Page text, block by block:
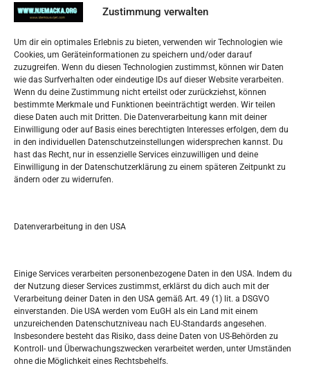
Zustimmung verwalten
Um dir ein optimales Erlebnis zu bieten, verwenden wir Technologien wie
Cookies, um Geräteinformationen zu speichern und/oder darauf
zuzugreifen. Wenn du diesen Technologien zustimmst, können wir Daten
wie das Surfverhalten oder eindeutige IDs auf dieser Website verarbeiten.
Wenn du deine Zustimmung nicht erteilst oder zurückziehst, können
bestimmte Merkmale und Funktionen beeinträchtigt werden. Wir teilen
diese Daten auch mit Dritten. Die Datenverarbeitung kann mit deiner
Einwilligung oder auf Basis eines berechtigten Interesses erfolgen, dem du
in den individuellen Datenschutzeinstellungen widersprechen kannst. Du
hast das Recht, nur in essenzielle Services einzuwilligen und deine
Einwilligung in der Datenschutzerklärung zu einem späteren Zeitpunkt zu
ändern oder zu widerrufen.
Datenverarbeitung in den USA
Einige Services verarbeiten personenbezogene Daten in den USA. Indem du
der Nutzung dieser Services zustimmst, erklärst du dich auch mit der
Verarbeitung deiner Daten in den USA gemäß Art. 49 (1) lit. a DSGVO
einverstanden. Die USA werden vom EuGH als ein Land mit einem
unzureichenden Datenschutzniveau nach EU-Standards angesehen.
Insbesondere besteht das Risiko, dass deine Daten von US-Behörden zu
Kontroll- und Überwachungszwecken verarbeitet werden, unter Umständen
ohne die Möglichkeit eines Rechtsbehelfs.
Impressum
Datenschutzerklärung
Widerufsbelehrung
Oglašavanje / Postavite svoj oglas
Tko je “Idemo u Svijet – Njemačka?
Pretražite stranicu:
S
e
a
h
M D M D F S S
1
3 4 5 6 7 8
10 11 12 13 14 15 16